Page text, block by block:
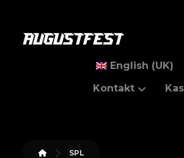
English (UK)
Kontakt
SPL